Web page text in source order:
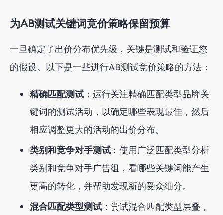
为AB测试关键词竞价策略保留预算
一旦确定了出价分布优先级，关键是测试和验证您
的假设。以下是一些进行AB测试竞价策略的方法：
精确匹配测试 ：运行关注精确匹配类型品牌关
键词的测试活动，以确定哪些表现最佳，然后
相应调整更大的活动的出价分布。
类别和竞争对手测试 ：使用广泛匹配类型分析
类别和竞争对手广告组，看哪些关键词能产生
更高的转化，并帮助发现新的受众细分。
混合匹配类型测试 ：尝试混合匹配类型层叠，